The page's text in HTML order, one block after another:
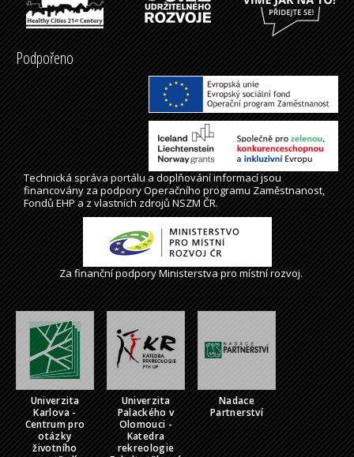
Podpořeno
Technická správaportálua doplňování informací jsou
financovány za podpory Operačního programu Zaměstnanost,
Fondů EHP a z vlastních zdrojů NSZM ČR.
Za finanční podpory Ministerstva pro místní rozvoj.
Univerzita
Karlova -
Centrum pro
otázky
životního
Univerzita
Palackého v
Olomouci -
Katedra
rekreologie
Nadace
Partnerství